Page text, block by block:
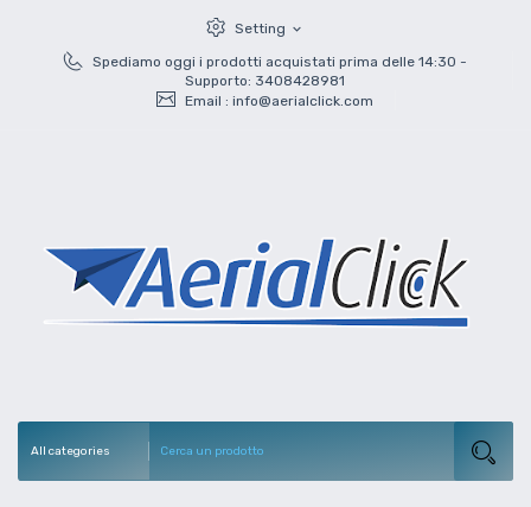
Setting expand_more
Spediamo oggi i prodotti acquistati prima delle 14:30 -
Supporto: 3408428981
Email : info@aerialclick.com